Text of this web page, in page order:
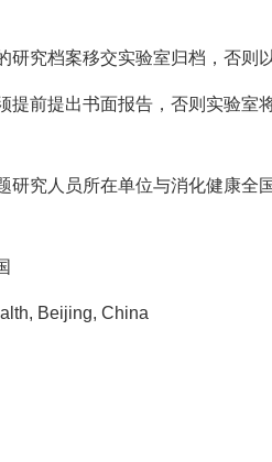
究档案移交实验室归档，否则
提前提出书面报告，否则实验室
研究人员所在单位与消化健康全
Beijing, China